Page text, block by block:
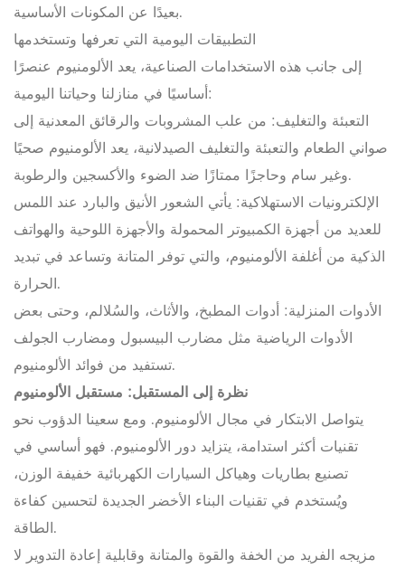
بعيدًا عن المكونات الأساسية.
التطبيقات اليومية التي تعرفها وتستخدمها
إلى جانب هذه الاستخدامات الصناعية، يعد الألومنيوم عنصرًا
أساسيًا في منازلنا وحياتنا اليومية:
التعبئة والتغليف: من علب المشروبات والرقائق المعدنية إلى
صواني الطعام والتعبئة والتغليف الصيدلانية، يعد الألومنيوم صحيًا
وغير سام وحاجزًا ممتازًا ضد الضوء والأكسجين والرطوبة.
الإلكترونيات الاستهلاكية: يأتي الشعور الأنيق والبارد عند اللمس
للعديد من أجهزة الكمبيوتر المحمولة والأجهزة اللوحية والهواتف
الذكية من أغلفة الألومنيوم، والتي توفر المتانة وتساعد في تبديد
الحرارة.
الأدوات المنزلية: أدوات المطبخ، والأثاث، والسُلالم، وحتى بعض
الأدوات الرياضية مثل مضارب البيسبول ومضارب الجولف
تستفيد من فوائد الألومنيوم.
نظرة إلى المستقبل: مستقبل الألومنيوم
يتواصل الابتكار في مجال الألومنيوم. ومع سعينا الدؤوب نحو
تقنيات أكثر استدامة، يتزايد دور الألومنيوم. فهو أساسي في
تصنيع بطاريات وهياكل السيارات الكهربائية خفيفة الوزن،
ويُستخدم في تقنيات البناء الأخضر الجديدة لتحسين كفاءة
الطاقة.
مزيجه الفريد من الخفة والقوة والمتانة وقابلية إعادة التدوير لا